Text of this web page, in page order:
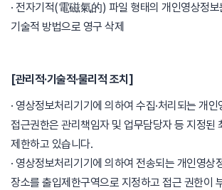
· 전자기적(電磁氣的) 파일 형태의 개인영상정
기술적 방법으로 영구 삭제
[관리적·기술적·물리적 조치]
· 영상정보처리기기에 의하여 수집·처리되는 개인
접근권한은 관리책임자 및 업무담당자 등 지정된
제한하고 있습니다.
· 영상정보처리기기에 의하여 전송되는 개인영상
장소를 출입제한구역으로 지정하고 접근 권한이